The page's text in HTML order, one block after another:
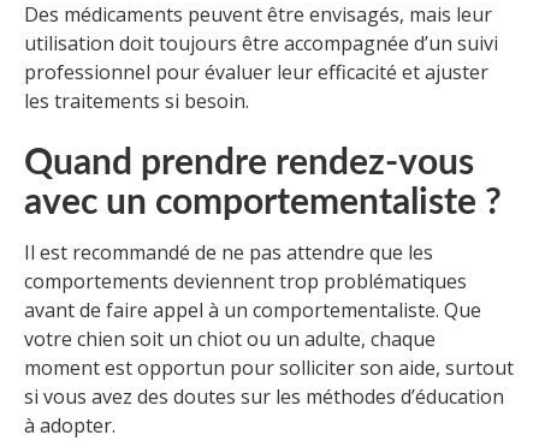
Des médicaments peuvent être envisagés, mais leur
utilisation doit toujours être accompagnée d’un suivi
professionnel pour évaluer leur efficacité et ajuster
les traitements si besoin.
Quand prendre rendez-vous
avec un comportementaliste ?
Il est recommandé de ne pas attendre que les
comportements deviennent trop problématiques
avant de faire appel à un comportementaliste. Que
votre chien soit un chiot ou un adulte, chaque
moment est opportun pour solliciter son aide, surtout
si vous avez des doutes sur les méthodes d’éducation
à adopter.